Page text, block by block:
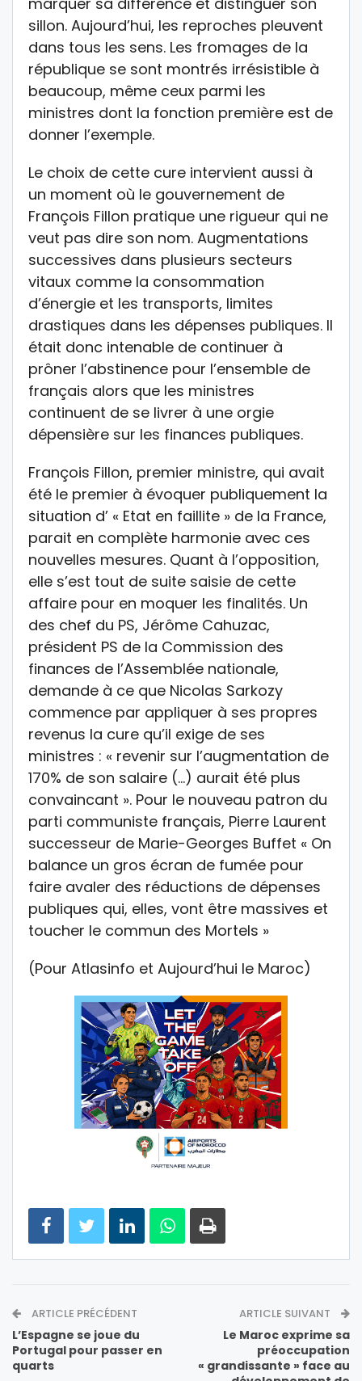
sillon. Aujourd’hui, les reproches pleuvent
dans tous les sens. Les fromages de la
république se sont montrés irrésistible à
beaucoup, même ceux parmi les
ministres dont la fonction première est de
donner l’exemple.
Le choix de cette cure intervient aussi à
un moment où le gouvernement de
François Fillon pratique une rigueur qui ne
veut pas dire son nom. Augmentations
successives dans plusieurs secteurs
vitaux comme la consommation
d’énergie et les transports, limites
drastiques dans les dépenses publiques. Il
était donc intenable de continuer à
prôner l’abstinence pour l’ensemble de
français alors que les ministres
continuent de se livrer à une orgie
dépensière sur les finances publiques.
François Fillon, premier ministre, qui avait
été le premier à évoquer publiquement la
situation d’ « Etat en faillite » de la France,
parait en complète harmonie avec ces
nouvelles mesures. Quant à l’opposition,
elle s’est tout de suite saisie de cette
affaire pour en moquer les finalités. Un
des chef du PS, Jérôme Cahuzac,
président PS de la Commission des
finances de l’Assemblée nationale,
demande à ce que Nicolas Sarkozy
commence par appliquer à ses propres
revenus la cure qu’il exige de ses
ministres : « revenir sur l’augmentation de
170% de son salaire (…) aurait été plus
convaincant ». Pour le nouveau patron du
parti communiste français, Pierre Laurent
successeur de Marie-Georges Buffet « On
balance un gros écran de fumée pour
faire avaler des réductions de dépenses
publiques qui, elles, vont être massives et
toucher le commun des Mortels »
(Pour Atlasinfo et Aujourd’hui le Maroc)
ARTICLE PRÉCÉDENT
L’Espagne se joue du
Portugal pour passer en
quarts
ARTICLE SUIVANT
Le Maroc exprime sa
préoccupation
« grandissante » face au